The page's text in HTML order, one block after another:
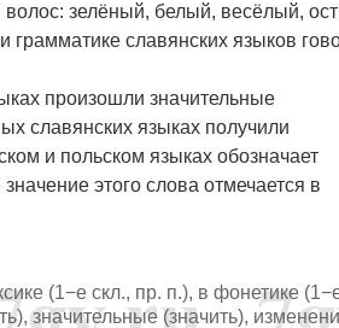
волос: зелёный, белый, весёлый,
грамматике славянских языков
произошли значительные
славянских языках получили
и польском языках обозначает
этого слова отмечается в
(1−е скл., пр. п.), в фонетике
значительные (значить),